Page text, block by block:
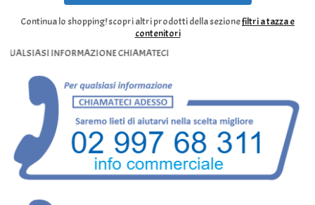
Continua lo shopping!scopri altri prodotti della sezionefiltri a tazza e
contenitori
INFORMAZIONE CHIAMATECI